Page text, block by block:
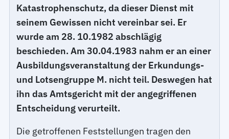
Katastrophenschutz, da dieser Dienst mit
seinem Gewissen nicht vereinbar sei. Er
wurde am 28. 10.1982 abschlägig
beschieden. Am 30.04.1983 nahm er an einer
Ausbildungsveranstaltung der Erkundungs-
und Lotsengruppe M. nicht teil. Deswegen hat
ihn das Amtsgericht mit der angegriffenen
Entscheidung verurteilt.
Die getroffenen Feststellungen tragen den